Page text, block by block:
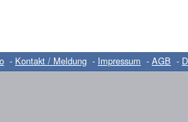
- Kontakt / Meldung - Impressum - AGB -